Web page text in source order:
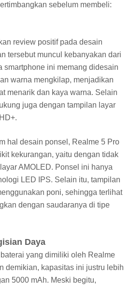
sebelum membeli:
review positif pada desain
tersebut muncul kebanyakan dari
smartphone ini memang didesain
warna mengkilap, menjadikan
menarik dan kaya warna. Selain
juga dengan tampilan layar
hal desain ponsel, Realme 5 Pro
kekurangan, yaitu dengan tidak
AMOLED. Ponsel ini hanya
LED IPS. Selain itu, tampilan
poni, sehingga terlihat
dengan saudaranya di tipe
Daya
yang dimiliki oleh Realme
demikian, kapasitas ini justru lebih
5000 mAh. Meski begitu,